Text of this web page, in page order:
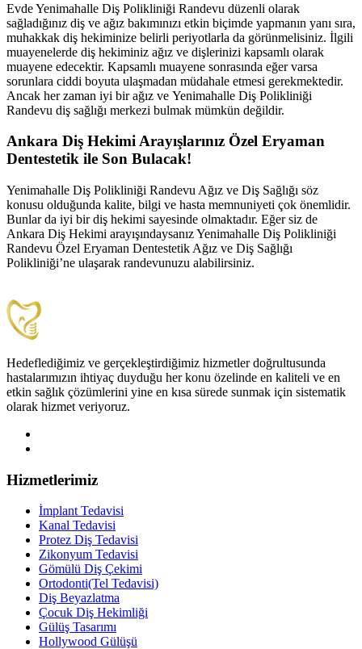
Evde Yenimahalle Diş Polikliniği Randevu düzenli olarak
sağladığınız diş ve ağız bakımınızı etkin biçimde yapmanın yanı sıra,
muhakkak diş hekiminize belirli periyotlarla da görünmelisiniz. İlgili
muayenelerde diş hekiminiz ağız ve dişlerinizi kapsamlı olarak
muayene edecektir. Kapsamlı muayene sonrasında eğer varsa
sorunlara ciddi boyuta ulaşmadan müdahale etmesi gerekmektedir.
Ancak her zaman iyi bir ağız ve Yenimahalle Diş Polikliniği
Randevu diş sağlığı merkezi bulmak mümkün değildir.
Ankara Diş Hekimi Arayışlarınız Özel Eryaman
Dentestetik ile Son Bulacak!
Yenimahalle Diş Polikliniği Randevu Ağız ve Diş Sağlığı söz
konusu olduğunda kalite, bilgi ve hasta memnuniyeti çok önemlidir.
Bunlar da iyi bir diş hekimi sayesinde olmaktadır. Eğer siz de
Ankara Diş Hekimi arayışındaysanız Yenimahalle Diş Polikliniği
Randevu Özel Eryaman Dentestetik Ağız ve Diş Sağlığı
Polikliniği’ne ulaşarak randevunuzu alabilirsiniz.
Hedeflediğimiz ve gerçekleştirdiğimiz hizmetler doğrultusunda
hastalarımızın ihtiyaç duyduğu her konu özelinde en kaliteli ve en
etkin sağlık çözümlerini yine en kısa sürede sunmak için sistematik
olarak hizmet veriyoruz.
Hizmetlerimiz
İmplant Tedavisi
Kanal Tedavisi
Protez Diş Tedavisi
Zikonyum Tedavisi
Gömülü Diş Çekimi
Ortodonti(Tel Tedavisi)
Diş Beyazlatma
Çocuk Diş Hekimliği
Gülüş Tasarımı
Hollywood Gülüşü